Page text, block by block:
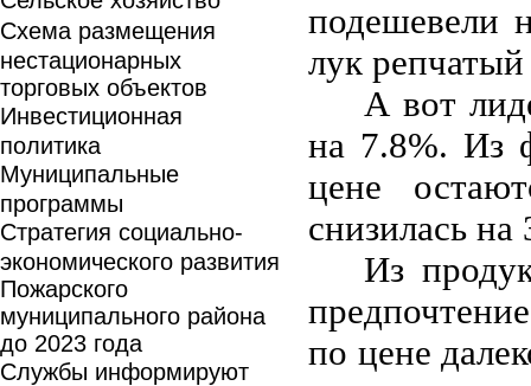
Схема размещения
нестационарных
торговых объектов
Инвестиционная
политика
Муниципальные
программы
Стратегия социально-
экономического развития
Пожарского
муниципального района
до 2023 года
Службы информируют
подешевели
лук
А вот
на 7.8%. Из
цене
снизилась на
Из
по цене